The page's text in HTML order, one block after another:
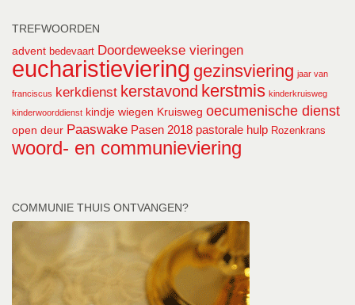
TREFWOORDEN
advent bedevaart Doordeweekse vieringen
eucharistieviering gezinsviering jaar van
franciscus kerkdienst kerstavond kerstmis kinderkruisweg
kinderwoorddienst kindje wiegen Kruisweg oecumenische dienst
open deur Paaswake Pasen 2018 pastorale hulp Rozenkrans
woord- en communieviering
COMMUNIE THUIS ONTVANGEN?